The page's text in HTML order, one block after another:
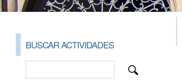
BUSCAR ACTIVIDADES